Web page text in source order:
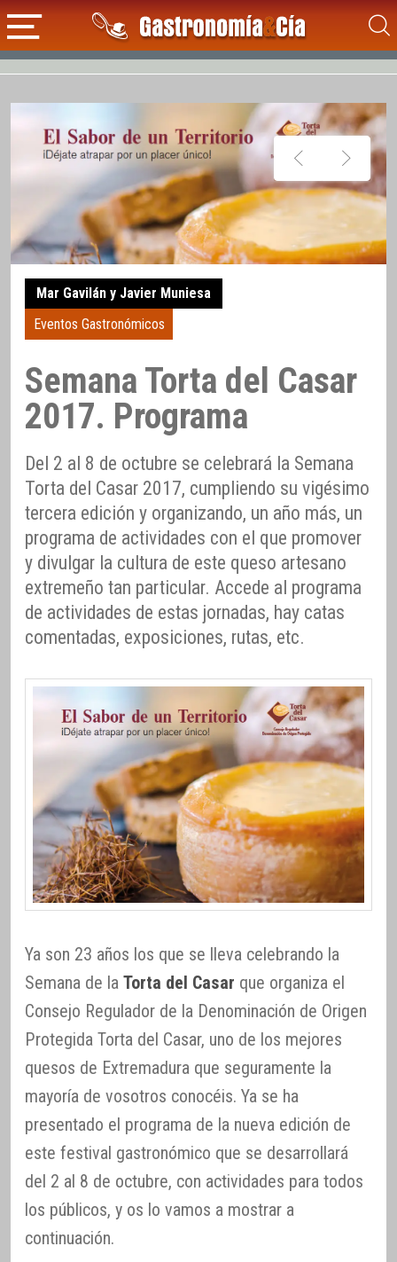
Mar Gavilán y Javier Muniesa
Eventos Gastronómicos
Semana Torta del Casar
2017. Programa
Del 2 al 8 de octubre se celebrará la Semana
Torta del Casar 2017, cumpliendo su vigésimo
tercera edición y organizando, un año más, un
programa de actividades con el que promover
y divulgar la cultura de este queso artesano
extremeño tan particular. Accede al programa
de actividades de estas jornadas, hay catas
comentadas, exposiciones, rutas, etc.
Ya son 23 años los que se lleva celebrando la
Semana de la Torta del Casar que organiza el
Consejo Regulador de la Denominación de Origen
Protegida Torta del Casar, uno de los mejores
quesos de Extremadura que seguramente la
mayoría de vosotros conocéis. Ya se ha
presentado el programa de la nueva edición de
este festival gastronómico que se desarrollará
del 2 al 8 de octubre, con actividades para todos
los públicos, y os lo vamos a mostrar a
continuación.